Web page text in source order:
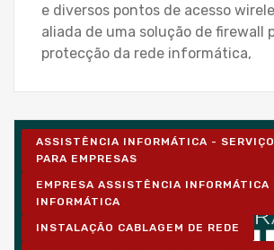
e diversos pontos de acesso
aliada de uma solução de firewall
protecção da rede informática,
ASSISTÊNCIA INFORMÁTICA -
PARA EMPRESAS
EMPRESA ASSISTÊNCIA INFORMÁTICA
INFORMÁTICA
INSTALAÇÃO CABLAGEM DE REDE